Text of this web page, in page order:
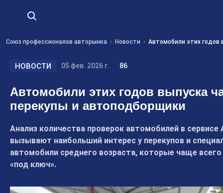
Союз профессионалов авторынка Новости Автомобили этих
НОВОСТИ 05 фев. 2026 г. 86
Автомобили этих годов выпуска
перекупы и автоподборщики
Анализ количества проверок автомобилей в
вызывают наибольший интерес у перекупов и
автомобили среднего возраста, которые чаще
«под ключ».